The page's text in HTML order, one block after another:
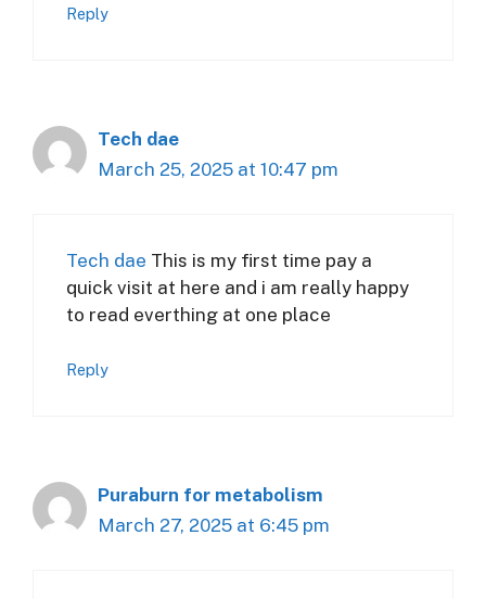
Reply
Tech dae
March 25, 2025 at 10:47 pm
Tech dae This is my first time pay a
quick visit at here and i am really happy
to read everthing at one place
Reply
Puraburn for metabolism
March 27, 2025 at 6:45 pm